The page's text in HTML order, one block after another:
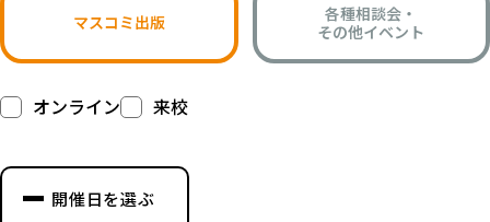
マスコミ出版
各種相談会・
その他イベント
オンライン 来校
開催日を選ぶ